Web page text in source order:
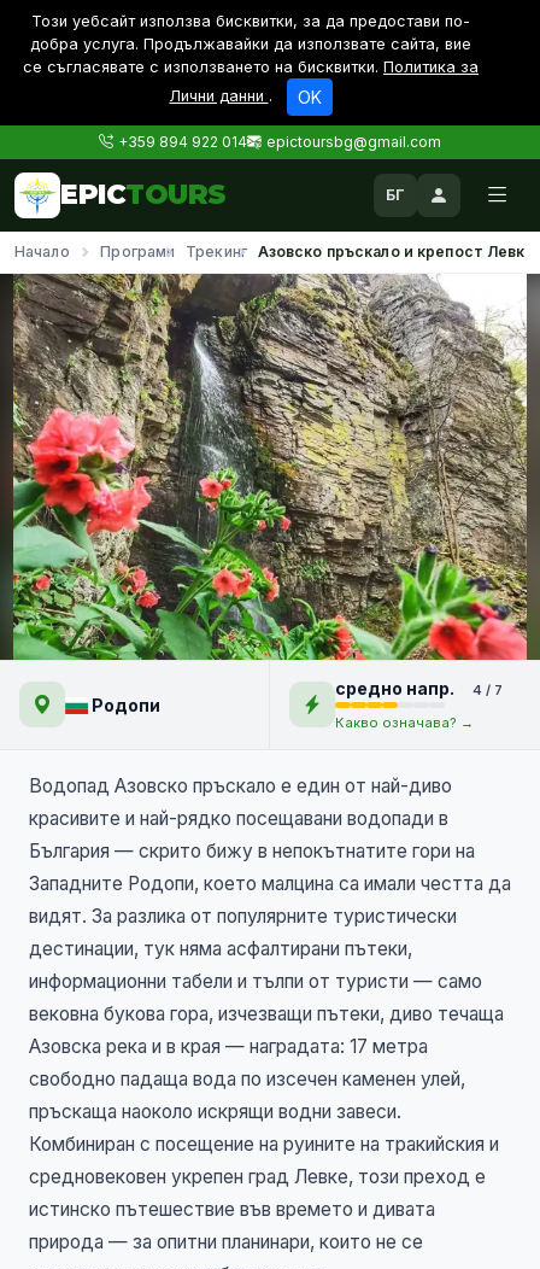
Този уебсайт използва бисквитки, за да предостави по-
дoбра услуга. Продължавайки да използвате сайта, вие
се съгласявате с използването на бисквитки. Политика за
Лични данни . OK
+359 894 922 014 epictoursbg@gmail.com
EPICTOURS БГ
Начало Програми Трекинг Азовско пръскало и крепост
Азовско пръскало и
крепост Левке — дивото
Родопи
средно напр.
4 / 7
Какво означава? →
Водопад Азовско пръскало е един от най-диво
красивите и най-рядко посещавани водопади в
България — скрито бижу в непокътнатите гори на
Западните Родопи, което малцина са имали честта да
видят. За разлика от популярните туристически
дестинации, тук няма асфалтирани пътеки,
информационни табели и тълпи от туристи — само
вековна букова гора, изчезващи пътеки, диво течаща
Азовска река и в края — наградата: 17 метра
свободно падаща вода по изсечен каменен улей,
пръскаща наоколо искрящи водни завеси.
Комбиниран с посещение на руините на тракийския и
средновековен укрепен град Левке, този преход е
истинско пътешествие във времето и дивата
природа — за опитни планинари, които не се